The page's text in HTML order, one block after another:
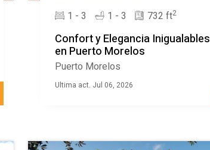
1 - 3 1 - 3 732 ft2
Confort y Elegancia Inigualables
en Puerto Morelos
Puerto Morelos
Ultima act. Jul 06, 2026